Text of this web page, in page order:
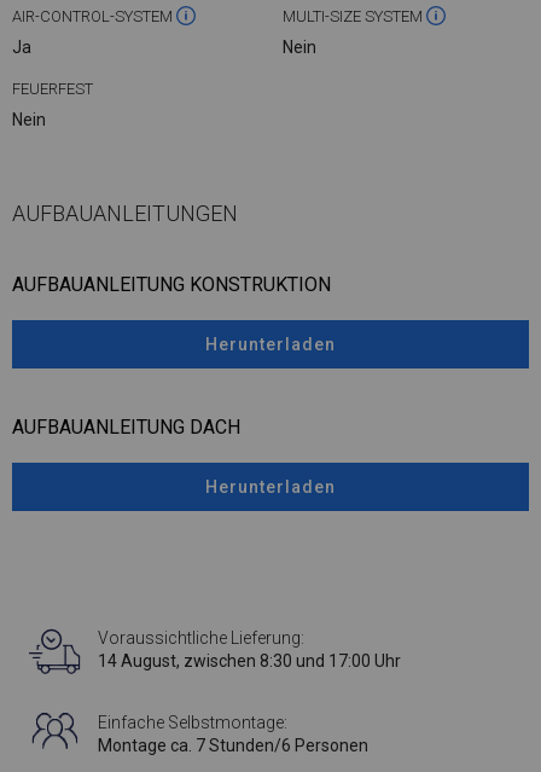
AIR-CONTROL-SYSTEM
Ja
MULTI-SIZE SYSTEM
Nein
FEUERFEST
Nein
AUFBAUANLEITUNGEN
AUFBAUANLEITUNG KONSTRUKTION
Herunterladen
AUFBAUANLEITUNG DACH
Herunterladen
Voraussichtliche Lieferung:
14 August, zwischen 8:30 und 17:00 Uhr
Einfache Selbstmontage:
Montage ca. 7 Stunden/6 Personen